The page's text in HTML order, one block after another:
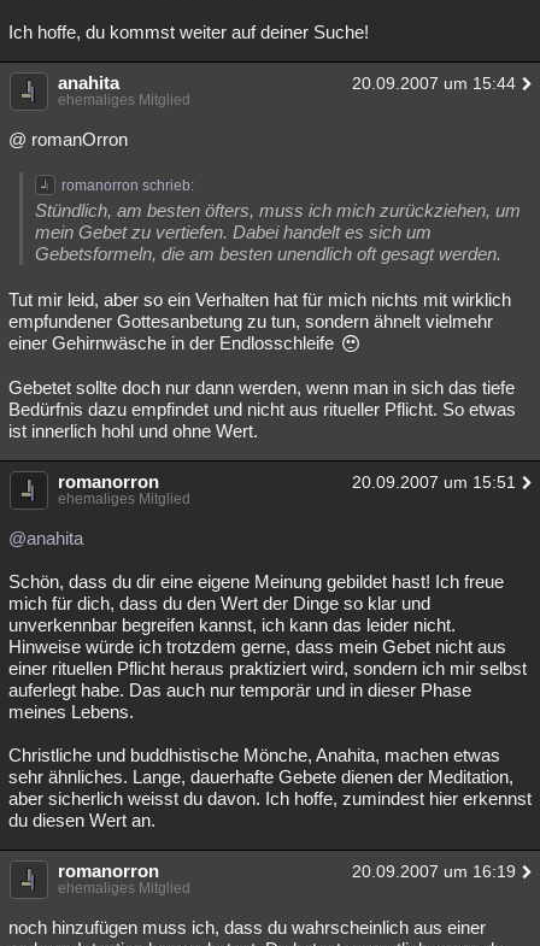
Ich hoffe, du kommst weiter auf deiner Suche!
anahita 20.09.2007 um 15:44
ehemaliges Mitglied
@ romanOrron
romanorron schrieb:
Stündlich, am besten öfters, muss ich mich zurückziehen, um
mein Gebet zu vertiefen. Dabei handelt es sich um
Gebetsformeln, die am besten unendlich oft gesagt werden.
Tut mir leid, aber so ein Verhalten hat für mich nichts mit wirklich
empfundener Gottesanbetung zu tun, sondern ähnelt vielmehr
einer Gehirnwäsche in der Endlosschleife
Gebetet sollte doch nur dann werden, wenn man in sich das tiefe
Bedürfnis dazu empfindet und nicht aus ritueller Pflicht. So etwas
ist innerlich hohl und ohne Wert.
romanorron 20.09.2007 um 15:51
ehemaliges Mitglied
@anahita
Schön, dass du dir eine eigene Meinung gebildet hast! Ich freue
mich für dich, dass du den Wert der Dinge so klar und
unverkennbar begreifen kannst, ich kann das leider nicht.
Hinweise würde ich trotzdem gerne, dass mein Gebet nicht aus
einer rituellen Pflicht heraus praktiziert wird, sondern ich mir selbst
auferlegt habe. Das auch nur temporär und in dieser Phase
meines Lebens.
Christliche und buddhistische Mönche, Anahita, machen etwas
sehr ähnliches. Lange, dauerhafte Gebete dienen der Meditation,
aber sicherlich weisst du davon. Ich hoffe, zumindest hier erkennst
du diesen Wert an.
romanorron 20.09.2007 um 16:19
ehemaliges Mitglied
noch hinzufügen muss ich, dass du wahrscheinlich aus einer